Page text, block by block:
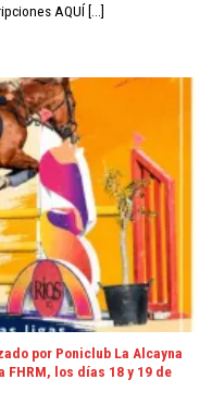
AQUÍ [...]
por Poniclub La Alcayna
FHRM, los días 18 y 19 de